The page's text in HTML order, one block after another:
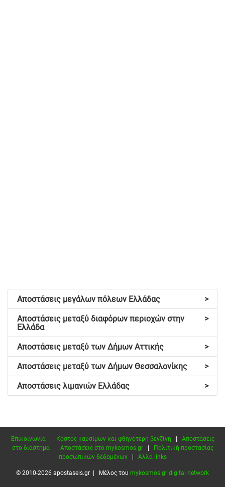
>
Αποστάσεις μεγάλων πόλεων Ελλάδας
>
Αποστάσεις μεταξύ διαφόρων περιοχών στην
Ελλάδα
>
Αποστάσεις μεταξύ των Δήμων Αττικής
>
Αποστάσεις μεταξύ των Δήμων Θεσσαλονίκης
>
Αποστάσεις λιμανιών Ελλάδας
Επικοινωνία| Κόστος καυσίμων και φθηνότερη βενζίνη
Αποστάσεις
στο διάστημα| Αποστάσεις στο mykosmos.gr|
Πολιτική προστασίας
προσωπικών δεδομένων| Άλλα links
© 2010-2026 apostaseis.gr | Μέλος του mykosmos.gr digital network